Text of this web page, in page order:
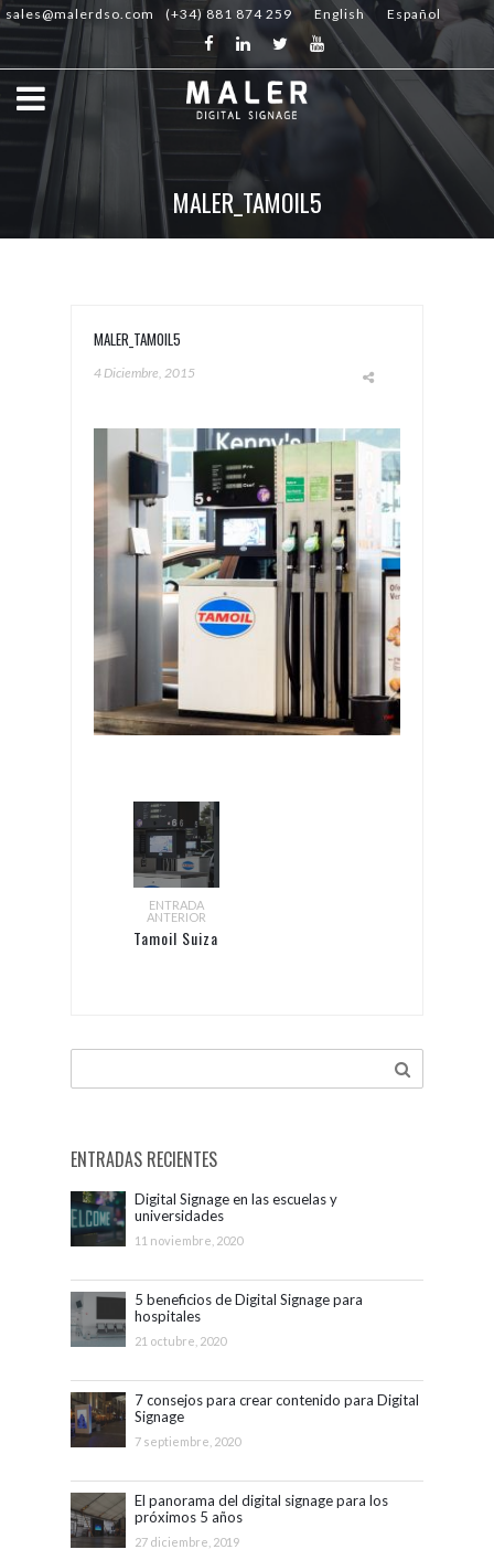
sales@malerdso.com (+34) 881 874 259 English Español
MALER_TAMOIL5
MALER_TAMOIL5
4 Diciembre, 2015
ENTRADA
ANTERIOR
Tamoil Suiza
ENTRADAS RECIENTES
Digital Signage en las escuelas y
universidades
11 noviembre, 2020
5 beneficios de Digital Signage para
hospitales
21 octubre, 2020
7 consejos para crear contenido para Digital
Signage
7 septiembre, 2020
El panorama del digital signage para los
próximos 5 años
27 diciembre, 2019